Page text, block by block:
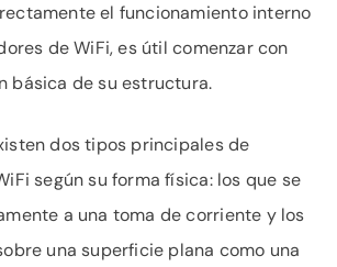
el funcionamiento interno
de WiFi, es útil comenzar con
básica de su estructura.
dos tipos principales de
según su forma física: los que se
a una toma de corriente y los
una superficie plana como una